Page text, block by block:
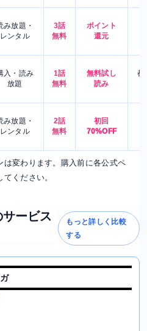
み放題・
レンタル
3話
無料
ポイント
還元
入・読み
放題
1話
無料
無料試し
読み
都
み放題・
レンタル
2話
無料
初回
70%OFF
変わります。購入前に各公式ペ
ください。
ービス
もっと詳しく比較
する